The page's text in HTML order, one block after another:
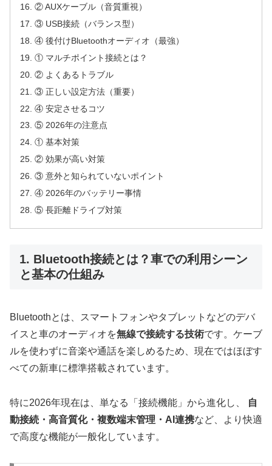
② AUXケーブル（音質重視）
③ USB接続（バランス型）
④ 後付けBluetoothオーディオ（最強）
① マルチポイント接続とは？
② よくあるトラブル
③ 正しい設定方法（重要）
④ 安定させるコツ
⑤ 2026年の注意点
① 基本対策
② 効果が高い対策
③ 意外と知られていないポイント
④ 2026年のバッテリー事情
⑤ 長距離ドライブ対策
1. Bluetooth接続とは？車での利用シーン
と基本の仕組み
Bluetoothとは、スマートフォンやタブレットなどのデバ
イスと車のオーディオを無線で接続する技術です。ケーブ
ルを使わずに音楽や通話を楽しめるため、現在ではほぼす
べての新車に標準搭載されています。
特に2026年現在は、単なる「接続機能」から進化し、
自
動接続・高音質化・複数端末管理・AI連携など、より快適
で高度な機能が一般化しています。